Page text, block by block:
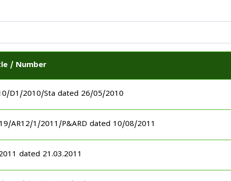
/ Number
D1/2010/Sta dated 26/05/2010
AR12/1/2011/P&ARD dated 10/08/2011
dated 21.03.2011